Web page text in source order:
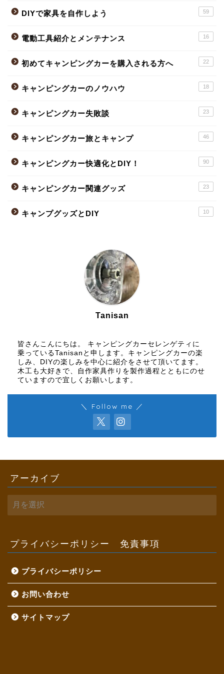
DIYで家具を自作しよう 59
電動工具紹介とメンテナンス 16
初めてキャンピングカーを購入される方へ 22
キャンピングカーのノウハウ 18
キャンピングカー失敗談 23
キャンピングカー旅とキャンプ 46
キャンピングカー快適化とDIY！ 90
キャンピングカー関連グッズ 23
キャンプグッズとDIY 10
Tanisan
皆さんこんにちは。 キャンピングカーセレンゲティに
乗っているTanisanと申します。キャンピングカーの楽
しみ、DIYの楽しみを中心に紹介をさせて頂いてます。
木工も大好きで、自作家具作りを製作過程とともにのせ
ていますので宜しくお願いします。
＼ Follow me ／
アーカイブ
ー
ブ
プライバシーポリシー 免責事項
プライバシーポリシー
お問い合わせ
サイトマップ